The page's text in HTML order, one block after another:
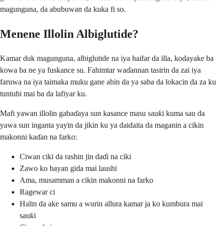
magunguna, da abubuwan da kuka fi so.
Menene Illolin Albiglutide?
Kamar duk magunguna, albiglutide na iya haifar da illa, kodayake ba
kowa ba ne ya fuskance su. Fahimtar waɗannan tasirin da zai iya
faruwa na iya taimaka muku gane abin da ya saba da lokacin da za ku
tuntuɓi mai ba da lafiyar ku.
Mafi yawan illolin gabaɗaya sun kasance masu sauƙi kuma sau da
yawa sun inganta yayin da jikin ku ya daidaita da maganin a cikin
makonni kaɗan na farko:
Ciwan ciki da rashin jin daɗi na ciki
Zawo ko bayan gida mai laushi
Ama, musamman a cikin makonni na farko
Ragewar ci
Halin da ake samu a wurin allura kamar ja ko kumbura mai
sauƙi